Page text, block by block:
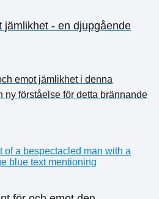
jämlikhet - en djupgående
emot jämlikhet i denna
ny förståelse för detta brännande